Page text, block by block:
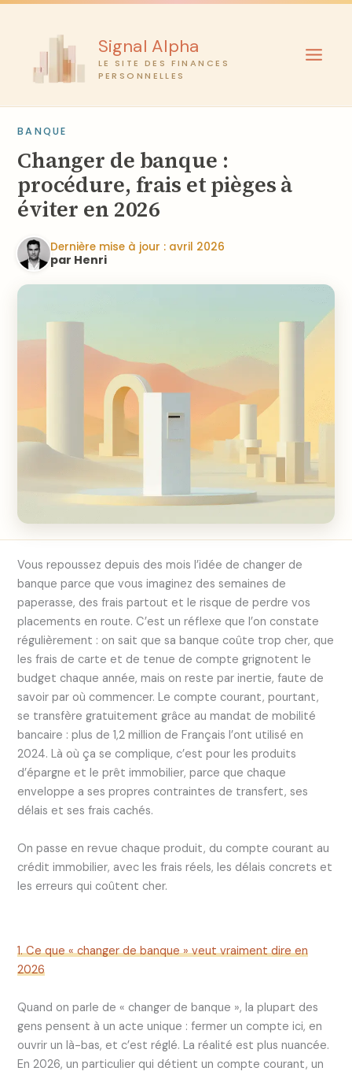
Aller
Signal Alpha
LE SITE DES FINANCES
PERSONNELLES
BANQUE
Changer de banque :
procédure, frais et pièges à
éviter en 2026
Dernière mise à jour : avril 2026
par Henri
Vous repoussez depuis des mois l’idée de changer de
banque parce que vous imaginez des semaines de
paperasse, des frais partout et le risque de perdre vos
placements en route. C’est un réflexe que l’on constate
régulièrement : on sait que sa banque coûte trop cher, que
les frais de carte et de tenue de compte grignotent le
budget chaque année, mais on reste par inertie, faute de
savoir par où commencer. Le compte courant, pourtant,
se transfère gratuitement grâce au mandat de mobilité
bancaire : plus de 1,2 million de Français l’ont utilisé en
2024. Là où ça se complique, c’est pour les produits
d’épargne et le prêt immobilier, parce que chaque
enveloppe a ses propres contraintes de transfert, ses
délais et ses frais cachés.
On passe en revue chaque produit, du compte courant au
crédit immobilier, avec les frais réels, les délais concrets et
les erreurs qui coûtent cher.
1. Ce que « changer de banque » veut vraiment dire en
2026
Quand on parle de « changer de banque », la plupart des
gens pensent à un acte unique : fermer un compte ici, en
ouvrir un là-bas, et c’est réglé. La réalité est plus nuancée.
En 2026, un particulier qui détient un compte courant, un